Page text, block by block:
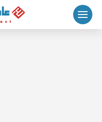
التجاوز
المحتوى